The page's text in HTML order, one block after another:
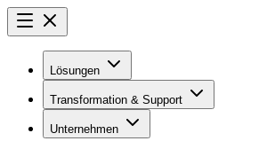
Lösungen
Transformation & Support
Unternehmen